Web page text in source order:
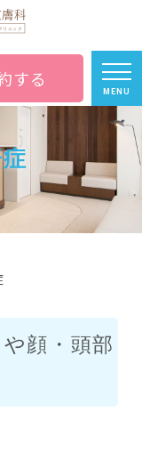
する
MENU
顔・頭部